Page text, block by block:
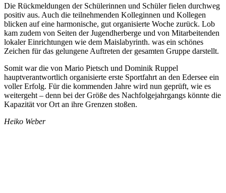
Die Rückmeldungen der Schülerinnen und Schüler fielen durchweg
positiv aus. Auch die teilnehmenden Kolleginnen und Kollegen
blicken auf eine harmonische, gut organisierte Woche zurück. Lob
kam zudem von Seiten der Jugendherberge und von Mitarbeitenden
lokaler Einrichtungen wie dem Maislabyrinth. was ein schönes
Zeichen für das gelungene Auftreten der gesamten Gruppe darstellt.
Somit war die von Mario Pietsch und Dominik Ruppel
hauptverantwortlich organisierte erste Sportfahrt an den Edersee ein
voller Erfolg. Für die kommenden Jahre wird nun geprüft, wie es
weitergeht – denn bei der Größe des Nachfolgejahrgangs könnte die
Kapazität vor Ort an ihre Grenzen stoßen.
Heiko Weber